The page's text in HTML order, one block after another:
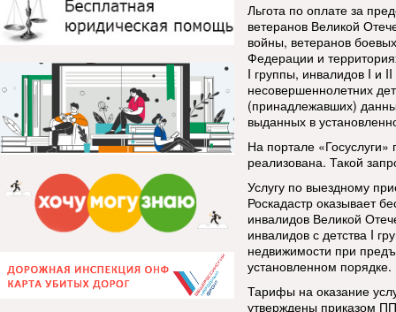
Льгота по оплате за
ветеранов Великой
войны, ветеранов
Федерации и
I группы, инвалидов I и
несовершеннолетних
(принадлежавших)
выданных в
На портале «Госуслуги»
реализована. Такой
Услугу по выездному
Роскадастр оказывает
инвалидов Великой
инвалидов с детства I
недвижимости при
установленном порядке.
Тарифы на оказание
утверждены приказом